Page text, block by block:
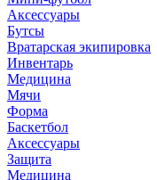
Аксессуары
Бутсы
Вратарская экипировка
Инвентарь
Медицина
Мячи
Форма
Баскетбол
Аксессуары
Защита
Медицина